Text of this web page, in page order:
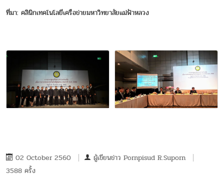
ที่มา: คลินิกเทคโนโลยีเครือข่ายมหาวิทยาลัยแม่ฟ้าหลวง
02 October 2560 ผู้เขียนข่าว Pornpisud R.Suporn
3588 ครั้ง